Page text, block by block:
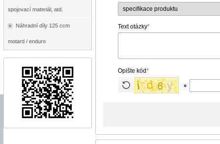
spojovací materiál, atd.
Náhradní díly 125 ccm
motard / enduro
Text otázky*
Opište kód*
»